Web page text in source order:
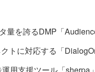
量を誇るDMP「
トに対応する「